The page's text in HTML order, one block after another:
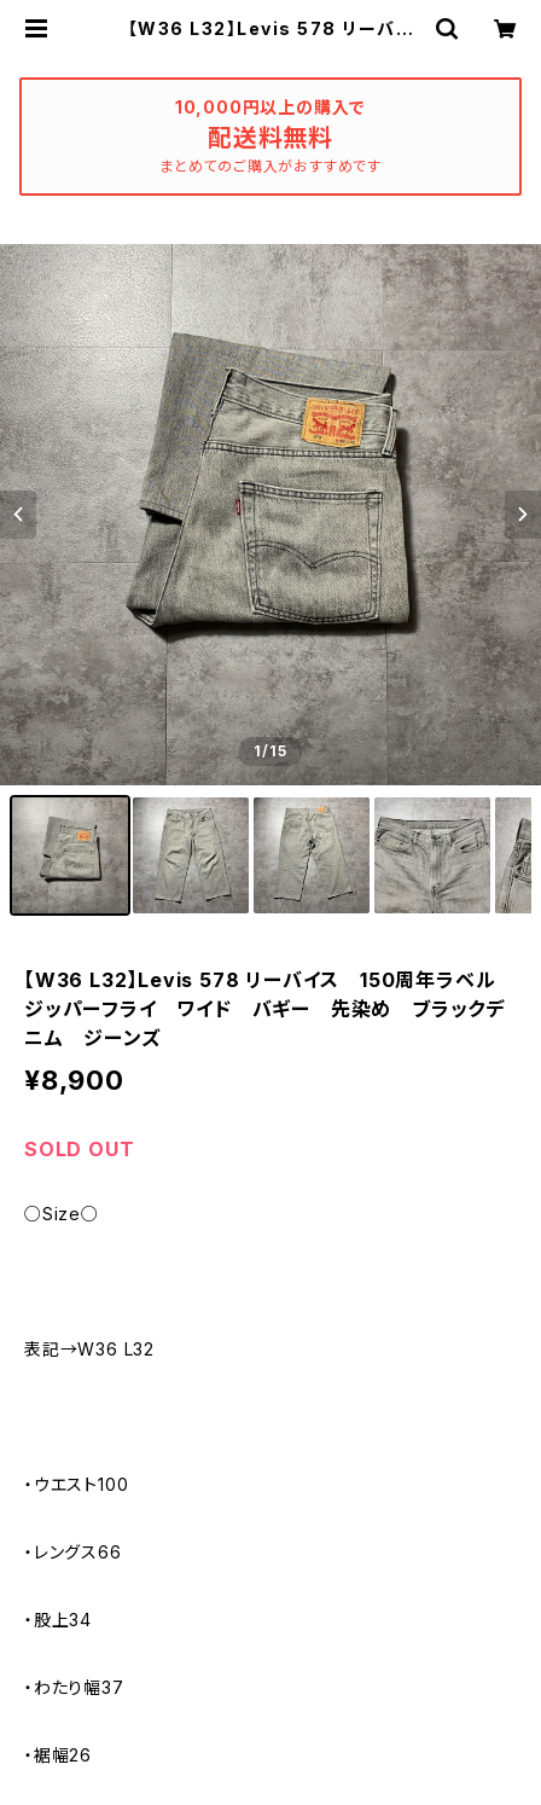
【W36 L32】Levis 578 リーバイ
クデニム ジーンズ | used_clothi
ng_katharsis
10,000円以上の購入で
配送料無料
まとめてのご購入がおすすめです
1/15
【W36 L32】Levis 578 リーバイス 150周年ラベル
ジッパーフライ ワイド バギー 先染め ブラックデ
ニム ジーンズ
¥8,900
SOLD OUT
○Size○
表記→W36 L32
・ウエスト100
・レングス66
・股上34
・わたり幅37
・裾幅26